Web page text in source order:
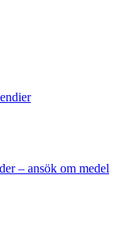
– ansök om medel